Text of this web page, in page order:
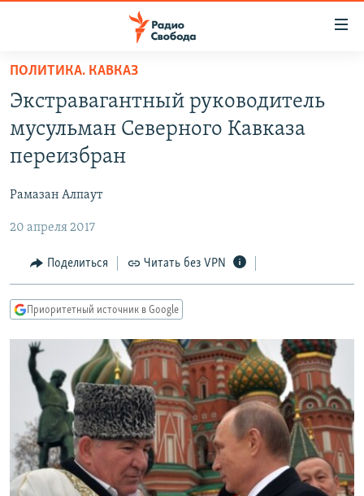
упрощенного
доступа
основному
Вернутся
навигации
Вернутся
поиску
ПОДКАСТЫ
АВТОРСКИЕ ПРОЕКТЫ
МНЕНИЯ
КУЛЬТУРА
IDEL.РЕАЛИИ
СЕВЕР.РЕАЛИИ
СИБИРЬ.РЕАЛИИ
РАСПИСАНИЕ ВЕЩАНИЯ
ПОДПИШИТЕСЬ НА РАССЫЛКУ
СОЦИАЛЬНЫЕ СЕТИ
ПОЛИТИКА. КАВКАЗ
Экстравагантный руководитель
мусульман Северного Кавказа
переизбран
Рамазан Алпаут
20 апреля 2017
Поделиться Читать без VPN
Приоритетный источник в Google